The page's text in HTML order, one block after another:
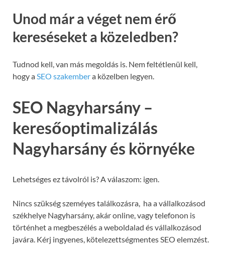
Unod már a véget nem érő
kereséseket a közeledben?
Tudnod kell, van más megoldás is. Nem feltétlenül kell,
hogy aSEO szakembera közelben legyen.
SEO Nagyharsány –
keresőoptimalizálás
Nagyharsány és környéke
Lehetséges ez távolról is? A válaszom: igen.
Nincs szükség szeméyes találkozásra, ha a vállalkozásod
székhelye Nagyharsány, akár online, vagy telefonon is
történhet a megbeszélés a weboldalad és vállalkozásod
javára. Kérj ingyenes, kötelezettségmentes SEO elemzést.